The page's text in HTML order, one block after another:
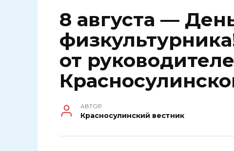
8 августа —
от
АВТОР
Красносулинский вестник